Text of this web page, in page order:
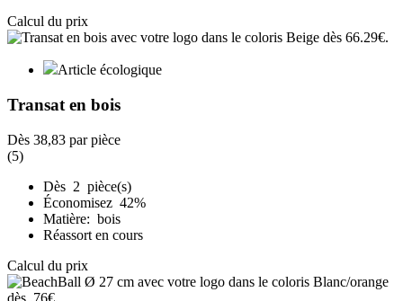
Calcul du prix
Article écologique
Transat en bois
Dès 38,83 par pièce
(5)
Dès 2 pièce(s)
Économisez 42%
Matière: bois
Réassort en cours
Calcul du prix